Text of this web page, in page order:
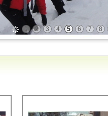
1 2 3 4 5 6 7 8